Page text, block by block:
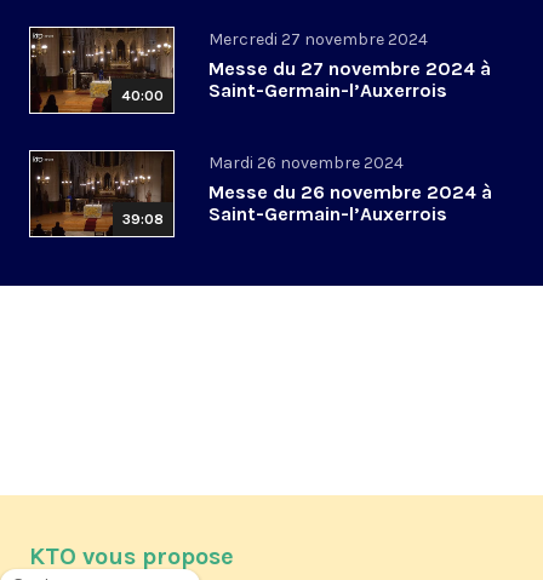
40:00
Mercredi 27 novembre 2024
Messe du 27 novembre 2024 à
Saint-Germain-l’Auxerrois
39:08
Mardi 26 novembre 2024
Messe du 26 novembre 2024 à
Saint-Germain-l’Auxerrois
KTO vous propose